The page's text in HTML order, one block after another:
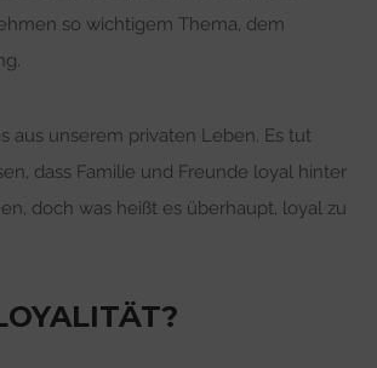
so wichtigem Thema, dem
aus unserem privaten Leben. Es tut
dass Familie und Freunde loyal hinter
doch was heißt es überhaupt, loyal zu